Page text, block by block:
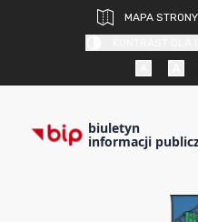
MAPA STRONY
biuletyn
informacji